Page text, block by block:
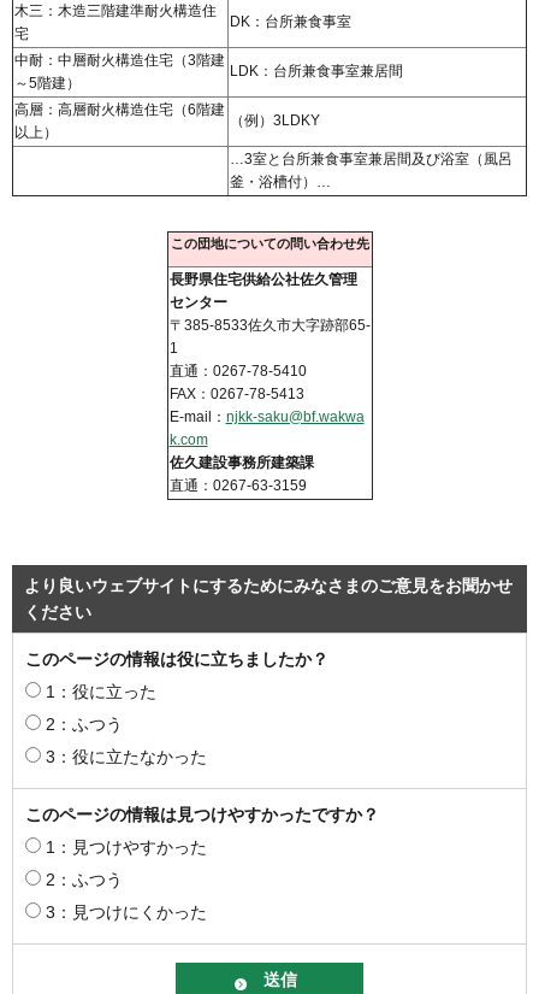
木三：木造三階建準耐火構造住
宅
DK：台所兼食事室
中耐：中層耐火構造住宅（3階建
～5階建）
LDK：台所兼食事室兼居間
高層：高層耐火構造住宅（6階建
以上）
（例）3LDKY
…3室と台所兼食事室兼居間及び浴室（風呂
釜・浴槽付）…
この団地についての問い合わせ先
長野県住宅供給公社佐久管理
センター
〒385-8533佐久市大字跡部65-
1
直通：0267-78-5410
FAX：0267-78-5413
E-mail： njkk-saku@bf.wakwa
k.com
佐久建設事務所建築課
直通：0267-63-3159
より良いウェブサイトにするためにみなさまのご意見をお聞かせ
ください
このページの情報は役に立ちましたか？
1：役に立った
2：ふつう
3：役に立たなかった
このページの情報は見つけやすかったですか？
1：見つけやすかった
2：ふつう
3：見つけにくかった